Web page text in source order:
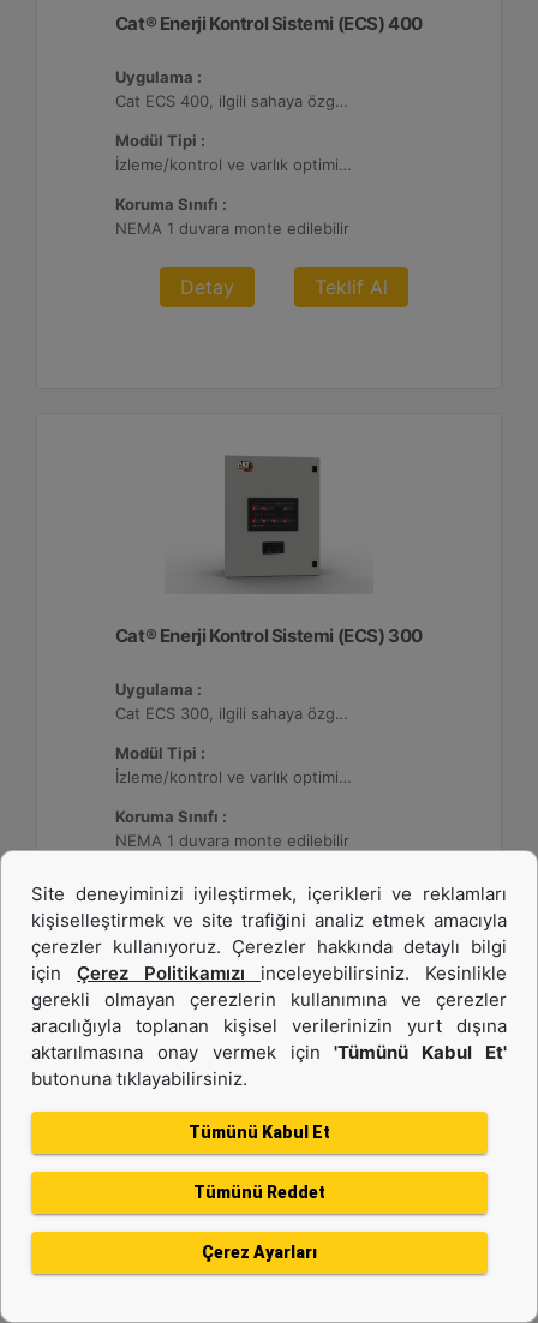
Cat® Enerji Kontrol Sistemi (ECS) 400
Uygulama :
Cat ECS 400, ilgili sahaya özgü varlık gereksinimlerini karşılayacak şekilde yapılandırılabildiği çeşitli mikro şebekelerde kullanılmaktadır.
Modül Tipi :
İzleme/kontrol ve varlık optimizasyonu, 32 adede kadar Dağıtılmış Enerji Kaynağı (DER) ile yapılandırılabilir.
Koruma Sınıfı :
NEMA 1 duvara monte edilebilir
Detay Teklif Al
Cat® Enerji Kontrol Sistemi (ECS) 300
Uygulama :
Cat ECS 300, ilgili sahaya özgü varlık gereksinimlerini karşılayacak şekilde yapılandırılabildiği çeşitli mikro şebekelerde kullanılmaktadır.
Modül Tipi :
İzleme/kontrol ve varlık optimizasyonu, 4 adede kadar Dağıtılmış Enerji Kaynağı (DER) ile yapılandırılabilir.
Koruma Sınıfı :
NEMA 1 duvara monte edilebilir
Detay Teklif Al
DE26E3S (50 Hz)
Site deneyiminizi iyileştirmek, içerikleri ve reklamları
kişiselleştirmek ve site trafiğini analiz etmek amacıyla
çerezler kullanıyoruz. Çerezler hakkında detaylı bilgi
için Çerez Politikamızı inceleyebilirsiniz. Kesinlikle
gerekli olmayan çerezlerin kullanımına ve çerezler
aracılığıyla toplanan kişisel verilerinizin yurt dışına
aktarılmasına onay vermek için'Tümünü Kabul Et'
butonuna tıklayabilirsiniz.
Tümünü Kabul Et
Tümünü Reddet
Çerez Ayarları